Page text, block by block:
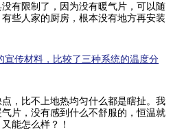
有限制了，因为没有暖气片，可以随
些人家的厨房，根本没有地方再安装
宣传材料，比较了三种系统的温度分
，比不上地热均匀什么都是瞎扯。我
片，没有感到什么不舒服的，恒温就
能怎么样？！